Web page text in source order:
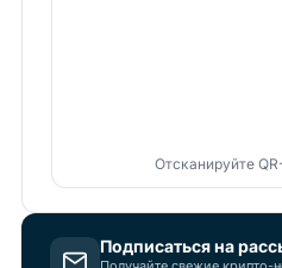
Отсканируйте
Подписаться на